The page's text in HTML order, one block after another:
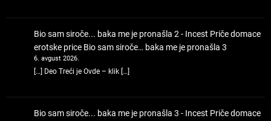
Bio sam siroče... baka me je pronašla 2 - Incest Priče domace
erotske price Bio sam siroče… baka me je pronašla 3
6. avgust 2026.
[…] Deo Treći je Ovde – klik […]
Bio sam siroče... baka me je pronašla 3 - Incest Priče domace